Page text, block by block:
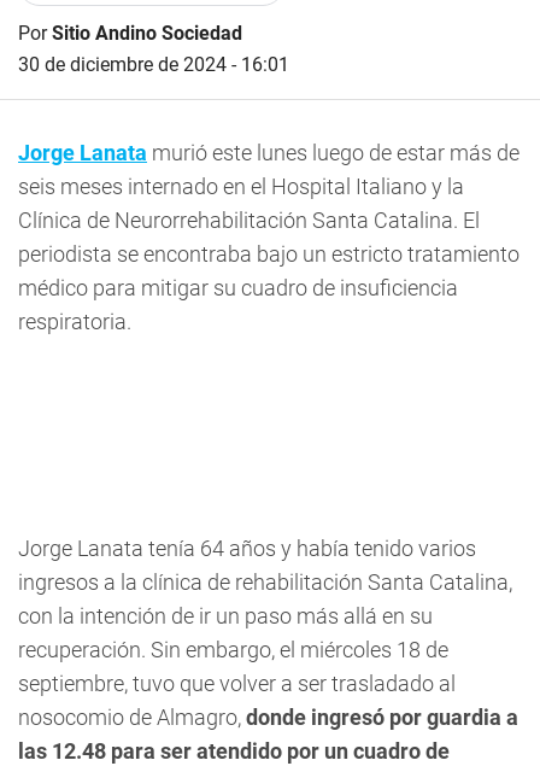
PorSitio Andino Sociedad
30 de diciembre de 2024 - 16:01
Jorge Lanata murió este lunes luego de estar más de
seis meses internado en el Hospital Italiano y la
Clínica de Neurorrehabilitación Santa Catalina. El
periodista se encontraba bajo un estricto tratamiento
médico para mitigar su cuadro de insuficiencia
respiratoria.
Jorge Lanata tenía 64 años y había tenido varios
ingresos a la clínica de rehabilitación Santa Catalina,
con la intención de ir un paso más allá en su
recuperación. Sin embargo, el miércoles 18 de
septiembre, tuvo que volver a ser trasladado al
nosocomio de Almagro,donde ingresó por guardia a
las 12.48 para ser atendido por un cuadro de